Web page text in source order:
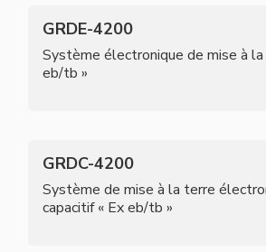
GRDE-4200
Système électronique de mise à
eb/tb »
GRDC-4200
Système de mise à la terre
capacitif « Ex eb/tb »